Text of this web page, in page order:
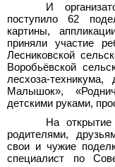
И
поступило 62
картины,
приняли участие
Лесниковской
Воробьёвской
лесхоза-
Малышок»,
детскими руками,
На
родителями,
свои и чужие
специалист по